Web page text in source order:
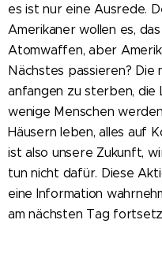
es ist nur eine Ausrede.
Amerikaner wollen es,
Atomwaffen, aber
Nächstes passieren? Die
anfangen zu sterben, die
wenige Menschen
Häusern leben, alles auf
ist also unsere Zukunft,
tun nicht dafür. Diese
eine Information
am nächsten Tag